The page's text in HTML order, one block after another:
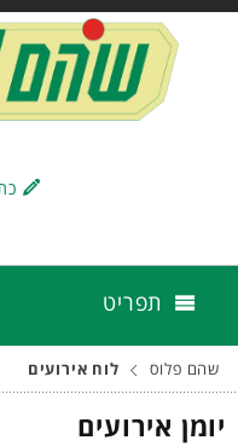
תפריט
שהם פלוס לוח אירועים
יומן אירועים